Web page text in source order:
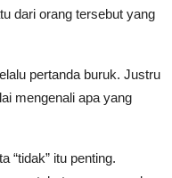
dari orang tersebut yang
pertanda buruk. Justru
mengenali apa yang
“tidak” itu penting.